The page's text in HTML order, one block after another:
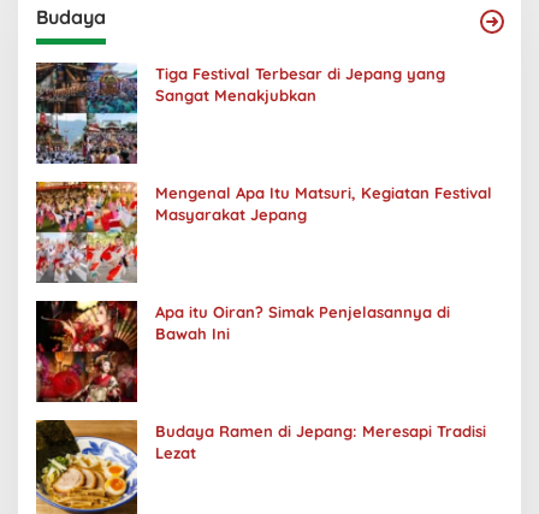
Budaya
Tiga Festival Terbesar di Jepang yang
Sangat Menakjubkan
Mengenal Apa Itu Matsuri, Kegiatan Festival
Masyarakat Jepang
Apa itu Oiran? Simak Penjelasannya di
Bawah Ini
Budaya Ramen di Jepang: Meresapi Tradisi
Lezat